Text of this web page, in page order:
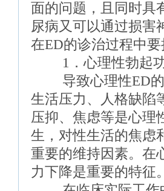
面的问题，且同时具
尿病又可以通过损害
在ED的诊治过程中
1．心理性勃起功
导致心理性ED的
生活压力、人格缺陷
压抑、焦虑等是心理
生，对性生活的焦虑
重要的维持因素。在
力下降是重要的特征。